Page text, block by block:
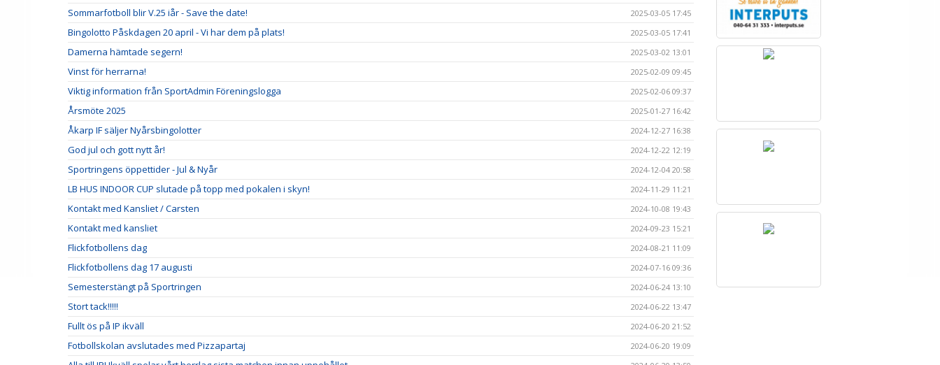
Sommarfotboll blir V.25 iår - Save the date! 2025-03-05 17:45
Bingolotto Påskdagen 20 april - Vi har dem på plats! 2025-03-05 17:41
Damerna hämtade segern! 2025-03-02 13:01
Vinst för herrarna! 2025-02-09 09:45
Viktig information från SportAdmin Föreningslogga 2025-02-06 09:37
Årsmöte 2025 2025-01-27 16:42
Åkarp IF säljer Nyårsbingolotter 2024-12-27 16:38
God jul och gott nytt år! 2024-12-22 12:19
Sportringens öppettider - Jul & Nyår 2024-12-04 20:58
LB HUS INDOOR CUP slutade på topp med pokalen i skyn! 2024-11-29 11:21
Kontakt med Kansliet / Carsten 2024-10-08 19:43
Kontakt med kansliet 2024-09-23 15:21
Flickfotbollens dag 2024-08-21 11:09
Flickfotbollens dag 17 augusti 2024-07-16 09:36
Semesterstängt på Sportringen 2024-06-24 13:10
Stort tack!!!!! 2024-06-22 13:47
Fullt ös på IP ikväll 2024-06-20 21:52
Fotbollskolan avslutades med Pizzapartaj 2024-06-20 19:09